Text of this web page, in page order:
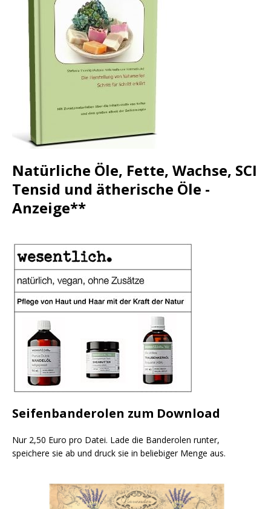
Natürliche Öle, Fette, Wachse, SCI
Tensid und ätherische Öle -
Anzeige**
Seifenbanderolen zum Download
Nur 2,50 Euro pro Datei. Lade die Banderolen runter,
speichere sie ab und druck sie in beliebiger Menge aus.